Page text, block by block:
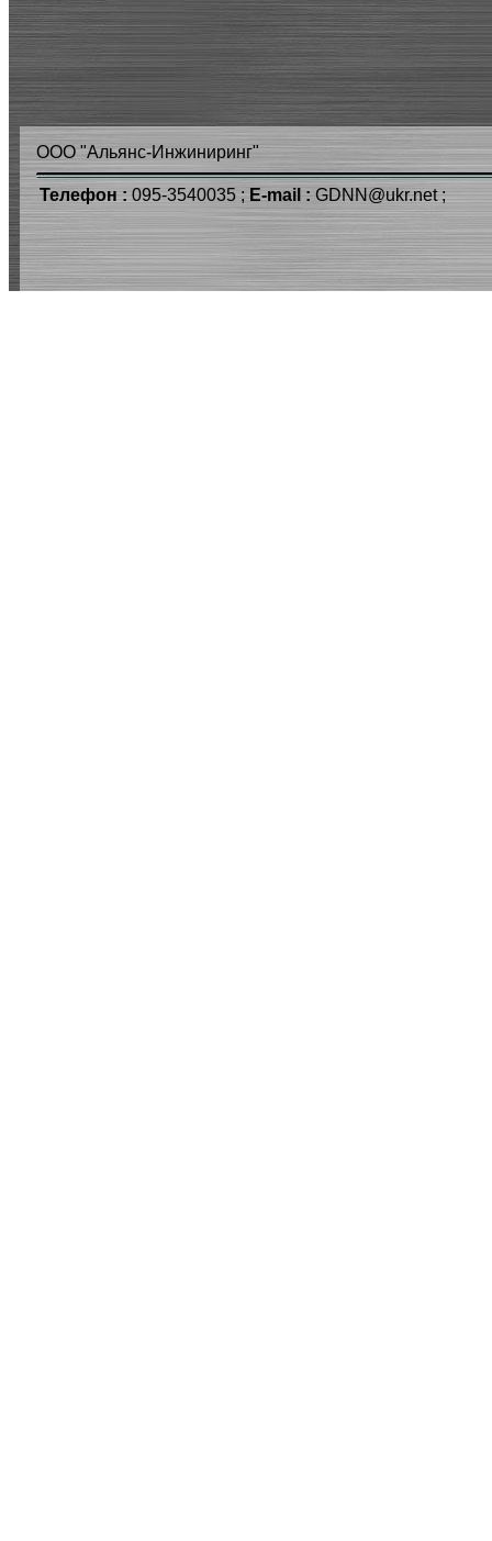
ООО "Альянс-Инжиниринг"
Телефон : 095-3540035 ; E-mail : GDNN@ukr.net ;